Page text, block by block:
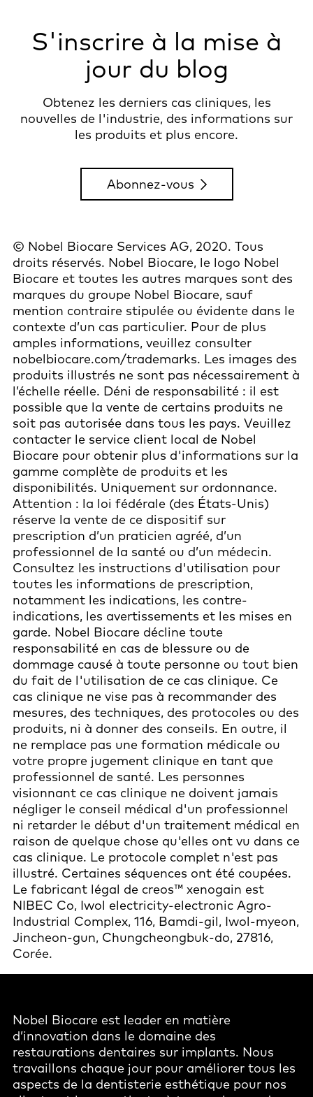
S'inscrire à la mise à
jour du blog
Obtenez les derniers cas cliniques, les
nouvelles de l'industrie, des informations sur
les produits et plus encore.
Abonnez-vous
© Nobel Biocare Services AG, 2020. Tous
droits réservés. Nobel Biocare, le logo Nobel
Biocare et toutes les autres marques sont des
marques du groupe Nobel Biocare, sauf
mention contraire stipulée ou évidente dans le
contexte d’un cas particulier. Pour de plus
amples informations, veuillez consulter
nobelbiocare.com/trademarks. Les images des
produits illustrés ne sont pas nécessairement à
l’échelle réelle. Déni de responsabilité : il est
possible que la vente de certains produits ne
soit pas autorisée dans tous les pays. Veuillez
contacter le service client local de Nobel
Biocare pour obtenir plus d'informations sur la
gamme complète de produits et les
disponibilités. Uniquement sur ordonnance.
Attention : la loi fédérale (des États-Unis)
réserve la vente de ce dispositif sur
prescription d’un praticien agréé, d’un
professionnel de la santé ou d’un médecin.
Consultez les instructions d'utilisation pour
toutes les informations de prescription,
notamment les indications, les contre-
indications, les avertissements et les mises en
garde. Nobel Biocare décline toute
responsabilité en cas de blessure ou de
dommage causé à toute personne ou tout bien
du fait de l'utilisation de ce cas clinique. Ce
cas clinique ne vise pas à recommander des
mesures, des techniques, des protocoles ou des
produits, ni à donner des conseils. En outre, il
ne remplace pas une formation médicale ou
votre propre jugement clinique en tant que
professionnel de santé. Les personnes
visionnant ce cas clinique ne doivent jamais
négliger le conseil médical d'un professionnel
ni retarder le début d'un traitement médical en
raison de quelque chose qu'elles ont vu dans ce
cas clinique. Le protocole complet n'est pas
illustré. Certaines séquences ont été coupées.
Le fabricant légal de creos™ xenogain est
NIBEC Co, Iwol electricity-electronic Agro-
Industrial Complex, 116, Bamdi-gil, Iwol-myeon,
Jincheon-gun, Chungcheongbuk-do, 27816,
Corée.
Nobel Biocare est leader en matière
d’innovation dans le domaine des
restaurations dentaires sur implants. Nous
travaillons chaque jour pour améliorer tous les
aspects de la dentisterie esthétique pour nos